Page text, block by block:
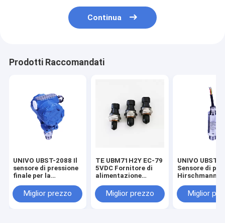
Continua
Prodotti Raccomandati
UNIVO UBST-2088 Il
sensore di pressione
finale per la
livello del liquido
personalizzato
Miglior prezzo
TE UBM71H2Y EC-79
5VDC Fornitore di
alimentazione
di
immagazzinamento
Miglior prezzo
UNIVO UBST-
Sensore di
Hirschmann
di livello
sensori di gas
Miglior